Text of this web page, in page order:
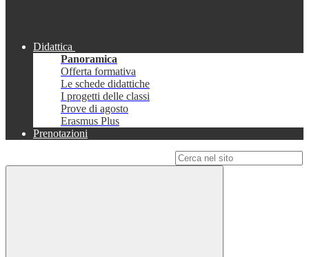
Didattica
Panoramica
Offerta formativa
Le schede didattiche
I progetti delle classi
Prove di agosto
Erasmus Plus
Prenotazioni